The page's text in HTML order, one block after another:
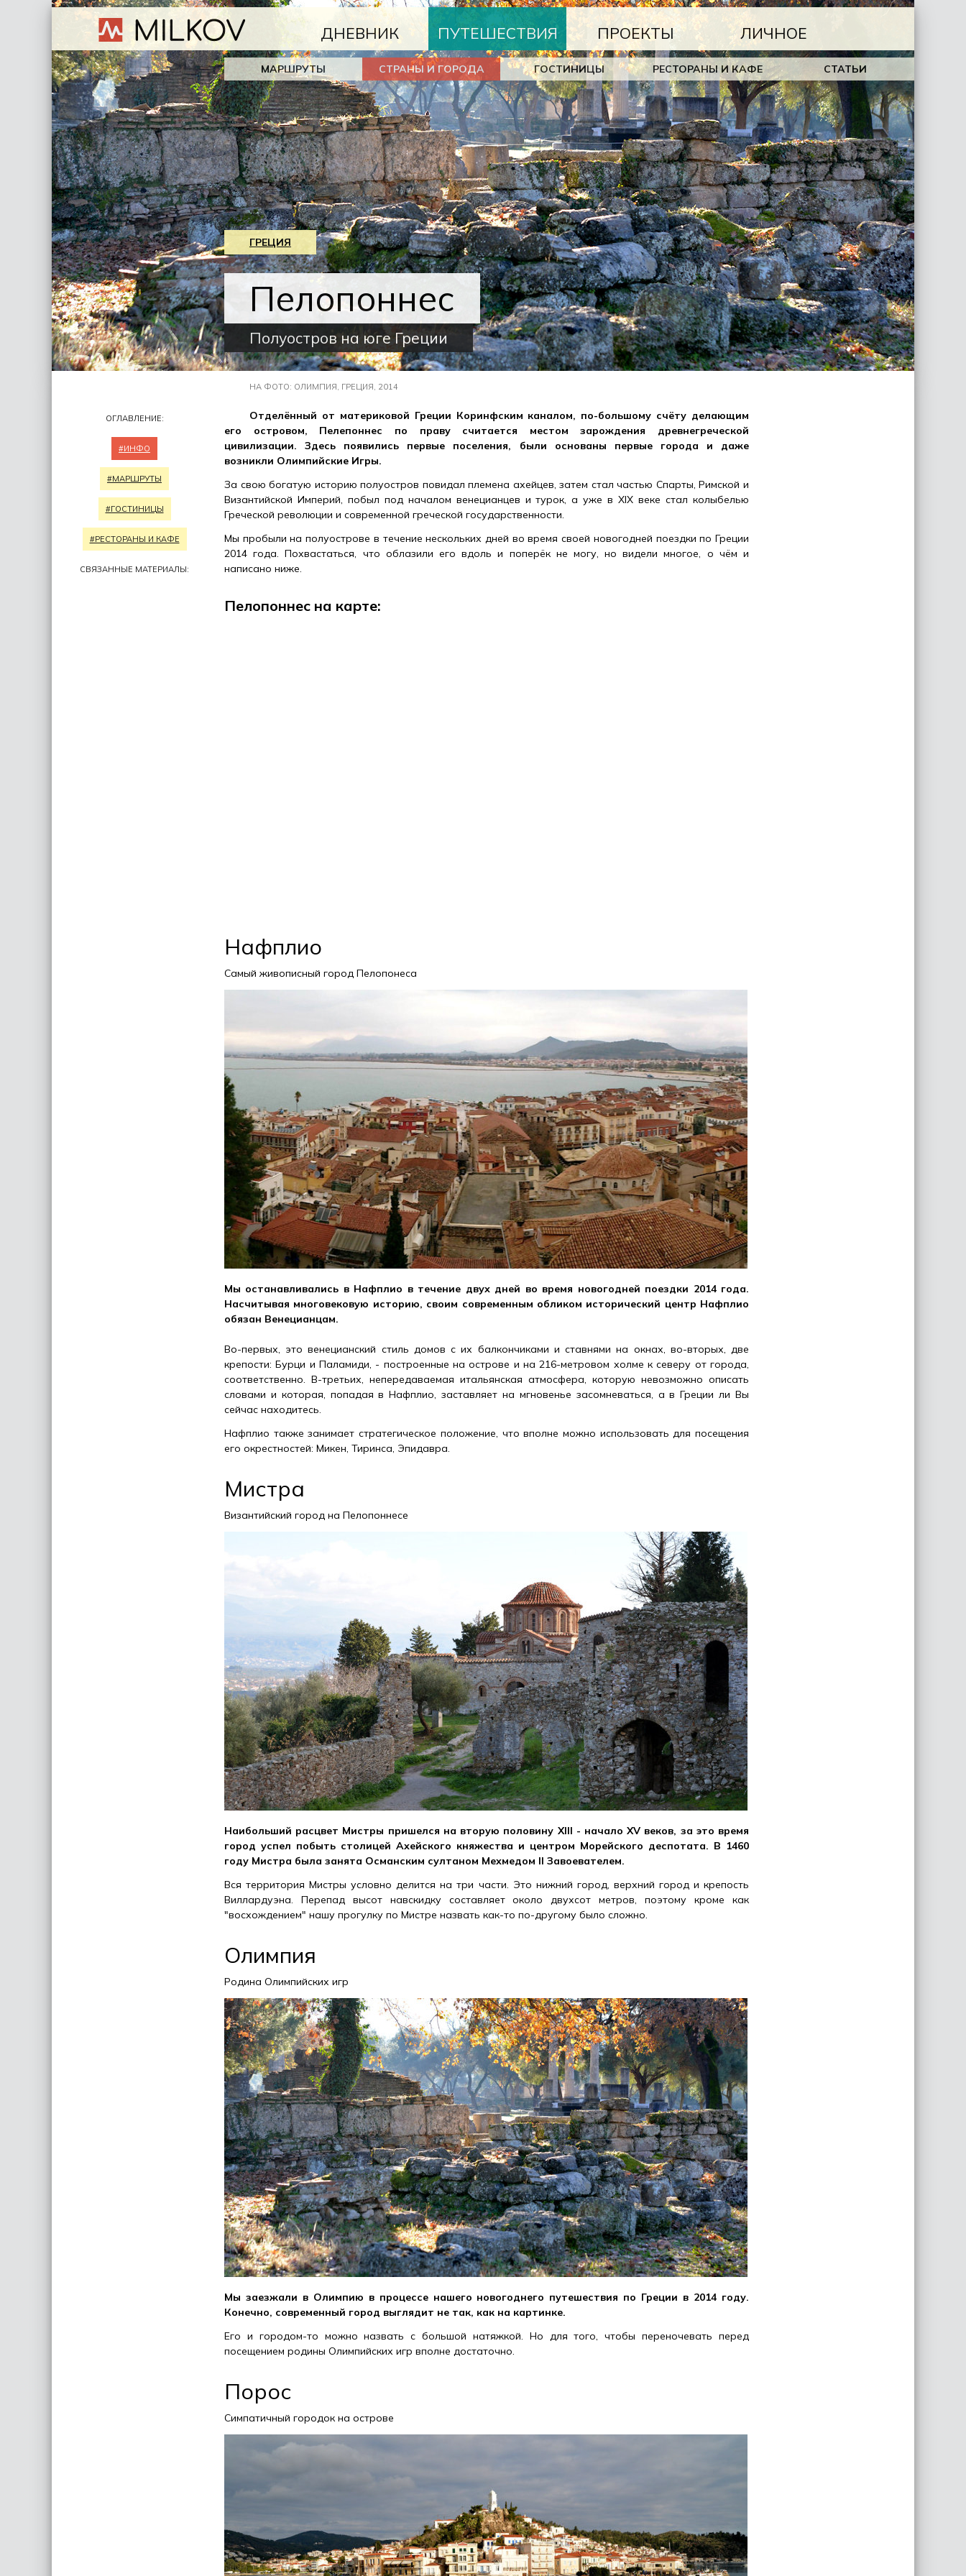
ДНЕВНИК ПУТЕШЕСТВИЯ
МАРШРУТЫ СТРАНЫ И ГОРОДА ГОСТИНИЦЫ РЕСТОРАНЫ И КАФЕ СТАТЬИ
ПРОЕКТЫ ЛИЧНОЕ
ГРЕЦИЯ
Пелопоннес
Полуостров на юге Греции
НА ФОТО: ОЛИМПИЯ, ГРЕЦИЯ, 2014
ОГЛАВЛЕНИЕ:
#ИНФО
#МАРШРУТЫ
#ГОСТИНИЦЫ
#РЕСТОРАНЫ И КАФЕ
СВЯЗАННЫЕ МАТЕРИАЛЫ:
Отделённый от материковой Греции Коринфским каналом, по-большому счёту делающим
его островом, Пелепоннес по праву считается местом зарождения древнегреческой
цивилизации. Здесь появились первые поселения, были основаны первые города и даже
возникли Олимпийские Игры.
За свою богатую историю полуостров повидал племена ахейцев, затем стал частью Спарты, Римской и
Византийской Империй, побыл под началом венецианцев и турок, а уже в XIX веке стал колыбелью
Греческой революции и современной греческой государственности.
Мы пробыли на полуострове в течение нескольких дней во время своей новогодней поездки по Греции
2014 года. Похвастаться, что облазили его вдоль и поперёк не могу, но видели многое, о чём и
написано ниже.
Пелопоннес на карте:
Нафплио
Самый живописный город Пелопонеса
Мы останавливались в Нафплио в течение двух дней во время новогодней поездки 2014 года.
Насчитывая многовековую историю, своим современным обликом исторический центр Нафплио
обязан Венецианцам.
Во-первых, это венецианский стиль домов с их балкончиками и ставнями на окнах, во-вторых, две
крепости: Бурци и Паламиди, - построенные на острове и на 216-метровом холме к северу от города,
соответственно. В-третьих, непередаваемая итальянская атмосфера, которую невозможно описать
словами и которая, попадая в Нафплио, заставляет на мгновенье засомневаться, а в Греции ли Вы
сейчас находитесь.
Нафплио также занимает стратегическое положение, что вполне можно использовать для посещения
его окрестностей: Микен, Тиринса, Эпидавра.
Мистра
Византийский город на Пелопоннесе
Наибольший расцвет Мистры пришелся на вторую половину XIII - начало XV веков, за это время
город успел побыть столицей Ахейского княжества и центром Морейского деспотата. В 1460
году Мистра была занята Османским султаном Мехмедом II Завоевателем.
Вся территория Мистры условно делится на три части. Это нижний город, верхний город и крепость
Виллардуэна. Перепад высот навскидку составляет около двухсот метров, поэтому кроме как
"восхождением" нашу прогулку по Мистре назвать как-то по-другому было сложно.
Олимпия
Родина Олимпийских игр
Мы заезжали в Олимпию в процессе нашего новогоднего путешествия по Греции в 2014 году.
Конечно, современный город выглядит не так, как на картинке.
Его и городом-то можно назвать с большой натяжкой. Но для того, чтобы переночевать перед
посещением родины Олимпийских игр вполне достаточно.
Порос
Симпатичный городок на острове